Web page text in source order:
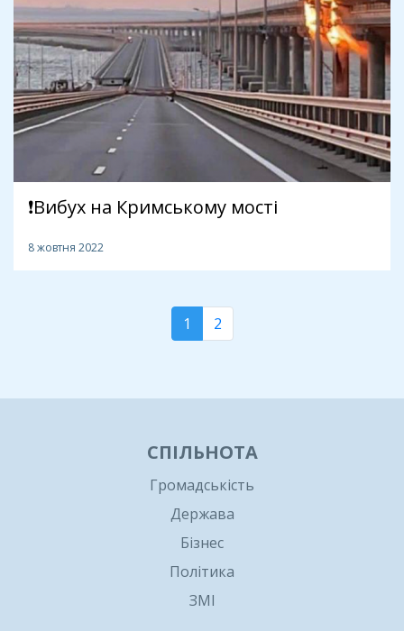
❗️Вибух на Кримському мості
8 жовтня 2022
1 2
СПІЛЬНОТА
Громадськість
Держава
Бізнес
Політика
ЗМІ